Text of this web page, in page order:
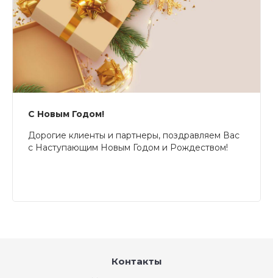
С Новым Годом!
Дорогие клиенты и партнеры, поздравляем Вас
с Наступающим Новым Годом и Рождеством!
Контакты